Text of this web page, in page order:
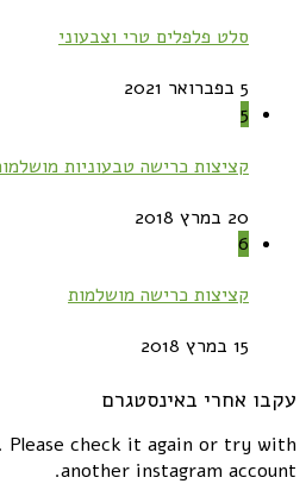
סלט פלפלים טרי וצבעוני
5 בפברואר 2021
5
קציצות כרישה טבעוניות
20 במרץ 2018
6
קציצות כרישה מושלמות
15 במרץ 2018
עקבו אחרי באינסטגרם
Please check it again or try with
another instagram account.